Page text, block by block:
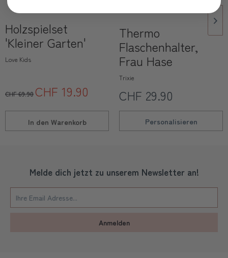
Holzspielset
'Kleiner Garten'
Love Kids
CHF 69.90CHF 19.90
In den Warenkorb
Thermo
Flaschenhalter,
Frau Hase
Trixie
CHF 29.90
Personalisieren
Melde dich jetzt zu unserem Newsletter an!
Anmelden